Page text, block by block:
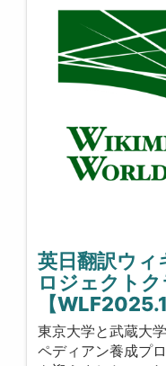
英日翻訳ウ
ロジェクト
【
東京大学と武蔵大
ペディアン養成プ